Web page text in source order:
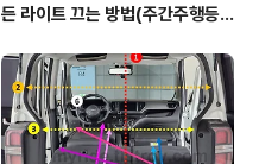
든 라이트 끄는 방법(주간주행등D